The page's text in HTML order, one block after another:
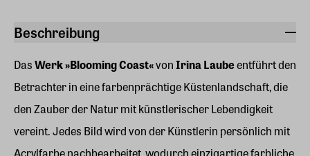
Beschreibung
DasWerk »Blooming Coast«vonIrina Laubeentführt den
Betrachter in eine farbenprächtige Küstenlandschaft, die
den Zauber der Natur mit künstlerischer Lebendigkeit
vereint. Jedes Bild wird von der Künstlerin persönlich mit